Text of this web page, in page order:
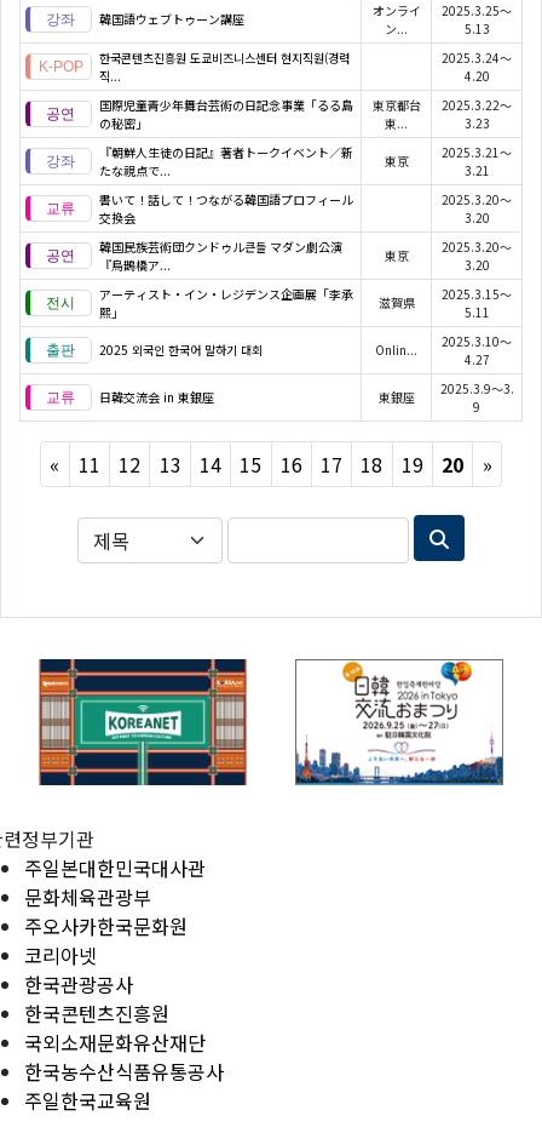
韓国語ウェブトゥーン講座
オンライ
ン...
2025.3.25～
5.13
한국콘텐츠진흥원 도쿄비즈니스센터 현지직원(경력
직...
2025.3.24～
4.20
国際児童青少年舞台芸術の日記念事業「るる島
の秘密」
東京都台
東...
2025.3.22～
3.23
『朝鮮人生徒の日記』著者トークイベント／新
たな視点で...
東京
2025.3.21～
3.21
書いて！話して！つながる韓国語プロフィール
交換会
2025.3.20～
3.20
韓国民族芸術団クンドゥル큰들 マダン劇公演
『烏鵲橋ア...
東京
2025.3.20～
3.20
アーティスト・イン・レジデンス企画展「李承
熙」
滋賀県
2025.3.15～
5.11
2025 외국인 한국어 말하기 대회 Onlin...
2025.3.10～
4.27
日韓交流会 in 東銀座 東銀座
2025.3.9～3.
9
« Previous
11 12 13 14 15 16 17 18 19 20 »Next
정부기관
주일본대한민국대사관
문화체육관광부
주오사카한국문화원
코리아넷
한국관광공사
한국콘텐츠진흥원
국외소재문화유산재단
한국농수산식품유통공사
주일한국교육원